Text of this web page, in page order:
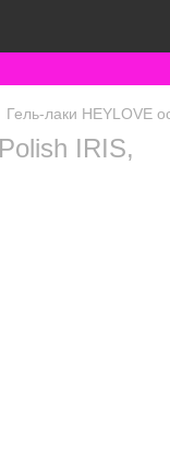
Гель-лаки HEYLOVE
IRIS,